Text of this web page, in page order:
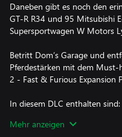
Daneben gibt es noch den
GT-R R34 und 95 Mitsubishi
Supersportwagen W Motors
Betritt Dom’s Garage und
Pferdestärken mit dem Must-
2 - Fast & Furious Expansion
In diesem DLC enthalten sind:
- 4 Fahrzeuge: Nissan Skyline
Mehr anzeigen